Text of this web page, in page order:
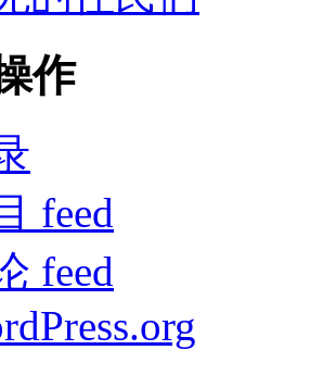
作
feed
feed